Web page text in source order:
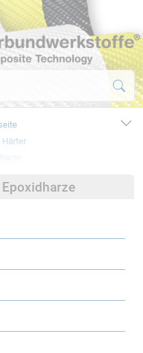
Härter